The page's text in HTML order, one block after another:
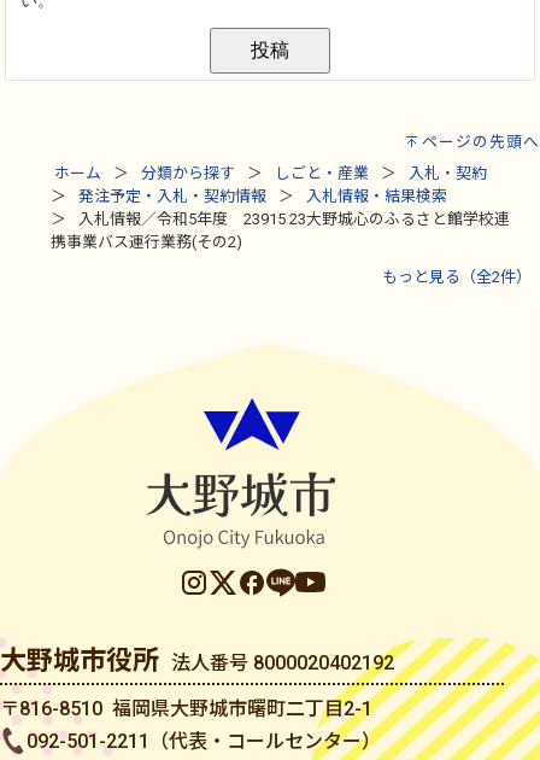
ページの先頭へ
ホーム
分類から探す しごと・産業
入札・契約
発注予定・入札・契約情報
入札情報・結果検索
入札情報／令和5年度 23915 23大野城心のふるさと館学校連
携事業バス運行業務(その2)
もっと見る（全2件）
大野城市役所 法人番号 8000020402192
〒816-8510 福岡県大野城市曙町二丁目2-1
092-501-2211（代表・コールセンター）